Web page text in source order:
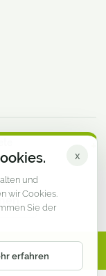
und
wir Cookies.
Sie der
erfahren
x